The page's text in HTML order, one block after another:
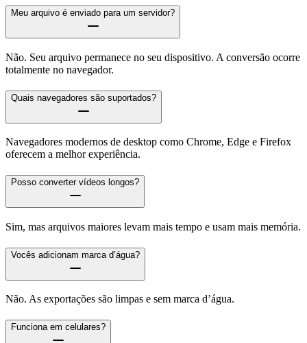
Meu arquivo é enviado para um servidor?
Não. Seu arquivo permanece no seu dispositivo. A conversão ocorre
totalmente no navegador.
Quais navegadores são suportados?
Navegadores modernos de desktop como Chrome, Edge e Firefox
oferecem a melhor experiência.
Posso converter vídeos longos?
Sim, mas arquivos maiores levam mais tempo e usam mais memória.
Vocês adicionam marca d’água?
Não. As exportações são limpas e sem marca d’água.
Funciona em celulares?